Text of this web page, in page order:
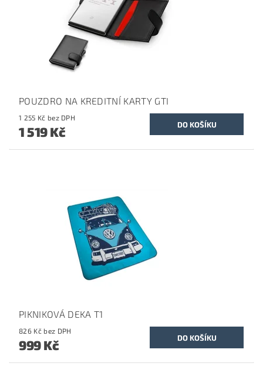
POUZDRO NA KREDITNÍ KARTY GTI
1 255 Kč bez DPH
1 519 Kč
PIKNIKOVÁ DEKA T1
826 Kč bez DPH
999 Kč